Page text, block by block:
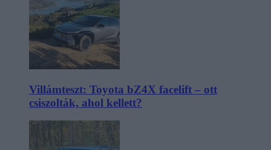
Villámteszt: Toyota bZ4X facelift – ott
csiszolták, ahol kellett?